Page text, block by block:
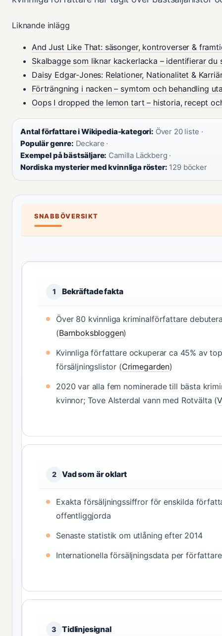
Liknande inlägg
And Just Like That: säsonger, kontroverser &
Skalbagge som liknar kackerlacka – identifierar du
Daisy Edgar-Jones: Relationer, Nationalitet &
Förträngning i nacken – symtom och behandling
Oops I dropped the lemon tart – historia, recept
Antal författare i Wikipedia-kategori: Över 20 liste ·
Populär genre: Deckare ·
Exempel på bästsäljare: Camilla Läckberg ·
Nordiska mysterier med kvinnliga röster: 129 böcker
SNABBÖVERSIKT
1 Bekräftade fakta
Över 80 kvinnliga kriminalförfattare
(Barnboksbloggen)
Kvinnliga författare ockuperar ca 45% av
försäljningslistor (Crimegarden)
2020 var alla fem nominerade till bästa
kvinnor; Tove Alsterdal vann med Rotvälta (
2 Vad som är oklart
Exakta försäljningssiffror för enskilda
offentliggjorda
Senaste statistik om utlåning efter 2014
Internationella försäljningsdata per författare
3 Tidlinjesignal